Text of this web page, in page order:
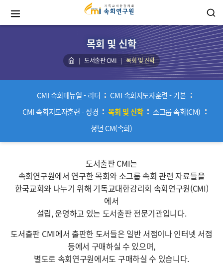
목회 및 신학
도서출판 CMI 목회 및 신학
CMI 속회매뉴얼 - 리더
CMI 속회지도자훈련 - 기본
CMI 속회지도자훈련 - 성경
목회 및 신학
소그룹 속회(CM)
청년 CM(속회)
도서출판 CMI는
속회연구원에서 연구한 목회와 소그룹 속회 관련 자료들을
한국교회와 나누기 위해 기독교대한감리회 속회연구원(CMI)
에서
설립, 운영하고 있는 도서출판 전문기관입니다.
도서출판 CMI에서 출판한 도서들은 일반 서점이나 인터넷 서점
등에서 구매하실 수 있으며,
별도로 속회연구원에서도 구매하실 수 있습니다.